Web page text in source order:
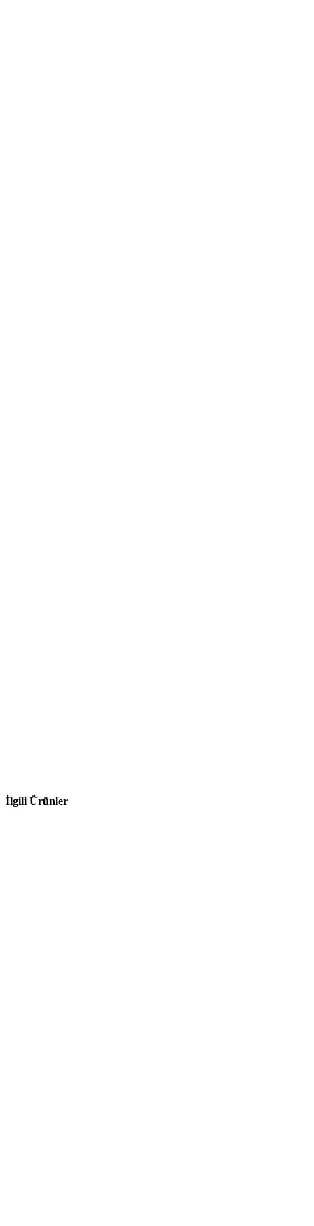
İlgili Ürünler